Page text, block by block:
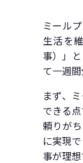
ミール
生活を
事）」
て一週
まず、
できる
頼りが
に実現
事が理